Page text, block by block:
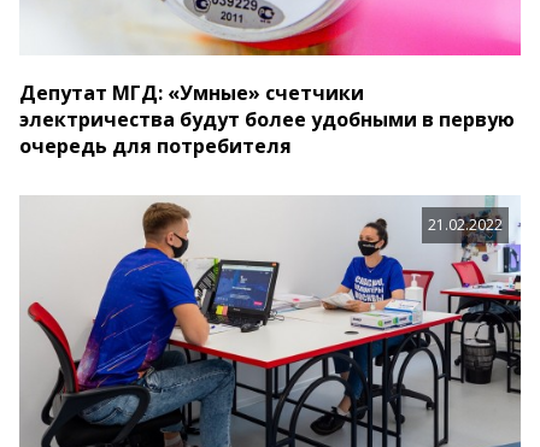
Депутат МГД: «Умные» счетчики
электричества будут более удобными в первую
очередь для потребителя
21.02.2022